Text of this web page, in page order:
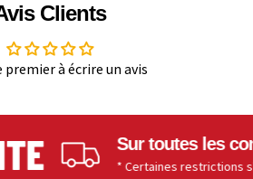
Clients
premier à écrire un avis
Sur toutes les
* Certaines restrictions